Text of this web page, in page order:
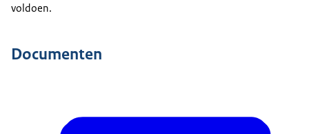
voldoen.
Documenten